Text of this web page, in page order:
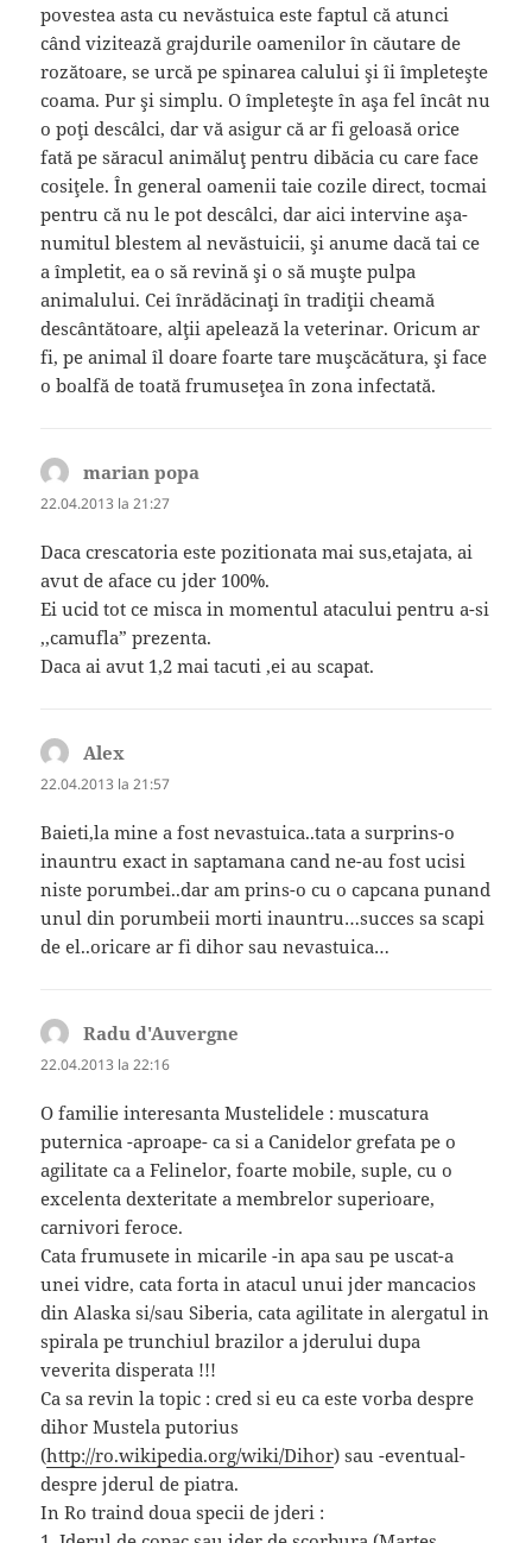
povestea asta cu nevăstuica este faptul că atunci
când vizitează grajdurile oamenilor în căutare de
rozătoare, se urcă pe spinarea calului şi îi împleteşte
coama. Pur şi simplu. O împleteşte în aşa fel încât nu
o poţi descâlci, dar vă asigur că ar fi geloasă orice
fată pe săracul animăluţ pentru dibăcia cu care face
cosiţele. În general oamenii taie cozile direct, tocmai
pentru că nu le pot descâlci, dar aici intervine aşa-
numitul blestem al nevăstuicii, şi anume dacă tai ce
a împletit, ea o să revină şi o să muşte pulpa
animalului. Cei înrădăcinaţi în tradiţii cheamă
descântătoare, alţii apelează la veterinar. Oricum ar
fi, pe animal îl doare foarte tare muşcăcătura, şi face
o boalfă de toată frumuseţea în zona infectată.
marian popa
22.04.2013 la 21:27
Daca crescatoria este pozitionata mai sus,etajata, ai
avut de aface cu jder 100%.
Ei ucid tot ce misca in momentul atacului pentru a-si
,,camufla” prezenta.
Daca ai avut 1,2 mai tacuti ,ei au scapat.
Alex
22.04.2013 la 21:57
Baieti,la mine a fost nevastuica..tata a surprins-o
inauntru exact in saptamana cand ne-au fost ucisi
niste porumbei..dar am prins-o cu o capcana punand
unul din porumbeii morti inauntru…succes sa scapi
de el..oricare ar fi dihor sau nevastuica…
Radu d'Auvergne
22.04.2013 la 22:16
O familie interesanta Mustelidele : muscatura
puternica -aproape- ca si a Canidelor grefata pe o
agilitate ca a Felinelor, foarte mobile, suple, cu o
excelenta dexteritate a membrelor superioare,
carnivori feroce.
Cata frumusete in micarile -in apa sau pe uscat-a
unei vidre, cata forta in atacul unui jder mancacios
din Alaska si/sau Siberia, cata agilitate in alergatul in
spirala pe trunchiul brazilor a jderului dupa
veverita disperata !!!
Ca sa revin la topic : cred si eu ca este vorba despre
dihor Mustela putorius
(http://ro.wikipedia.org/wiki/Dihor) sau -eventual-
despre jderul de piatra.
In Ro traind doua specii de jderi :